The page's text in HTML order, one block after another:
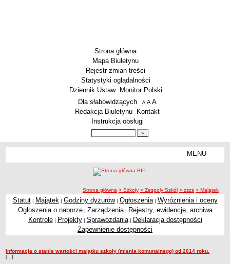
Strona główna
Mapa Biuletynu
Rejestr zmian treści
Statystyki oglądalności
Dziennik Ustaw
Monitor Polski
Menu dodatkowe
Dla słabowidzących A pomniejsz czcionkę
A standardowy rozmiar czcionki
A
Redakcja Biuletynu
Kontakt
Instrukcja obsługi
MENU
Zespoły Szkół
Techniczne Zakłady Naukowe
ARCHIWUM SZKÓŁ I PLACÓWEK
ścieżka nawigacji
Strona główna > Szkoły > Zespoły Szkół > zszs > Majątek
Majątek
Statut| Majątek | Godziny dyżurów| Ogłoszenia| Wyróżnienia i oceny
Ogłoszenia o naborze| Zarządzenia| Rejestry, ewidencje, archiwa
Kontrole| Projekty| Sprawozdania| Deklaracja dostępności
Zapewnienie dostępności
Majątek
Informacja o stanie wartości majątku szkoły (mienia komunalnego) od 2014 roku.
[...]